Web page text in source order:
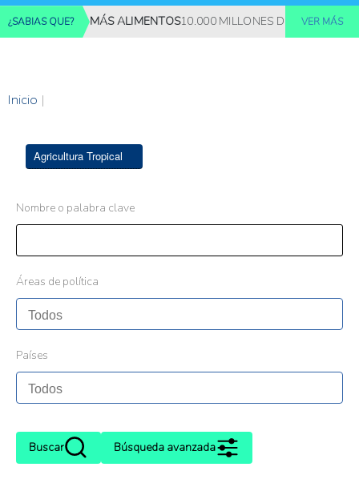
¿SABIAS QUE?MÁS ALIMENTOS10.000 MILLONES DE PERSONAS
VER MÁS
Inicio |
Agricultura Tropical
Nombre o palabra clave
Áreas de política
Países
Buscar Búsqueda avanzada